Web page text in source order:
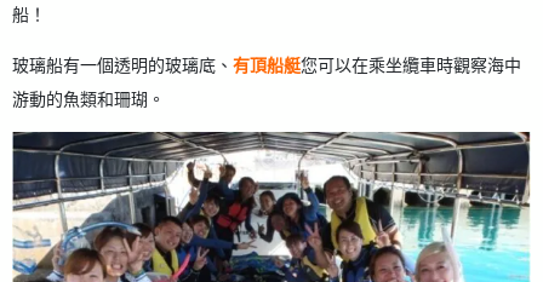
船！
玻璃船有一個透明的玻璃底、 有頂船艇您可以在乘坐纜車時觀察海中
游動的魚類和珊瑚。